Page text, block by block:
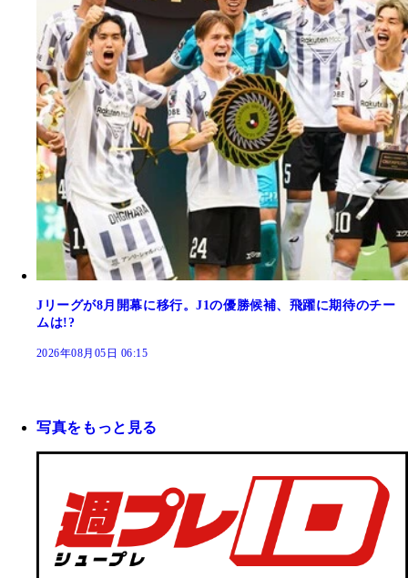
Jリーグが8月開幕に移行。J1の優勝候補、飛躍に期待のチー
ムは!?
2026年08月05日 06:15
写真をもっと見る